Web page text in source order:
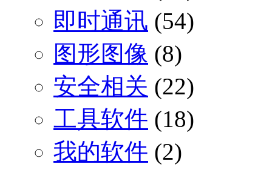
即时通讯 (54)
图形图像 (8)
安全相关 (22)
工具软件 (18)
我的软件 (2)